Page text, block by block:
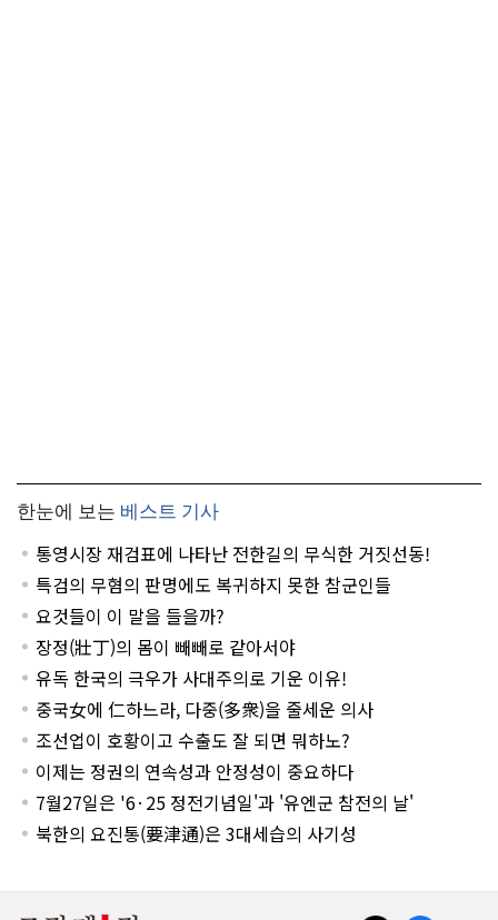
한눈에 보는 베스트 기사
통영시장 재검표에 나타난 전한길의 무식한 거짓선동!
특검의 무혐의 판명에도 복귀하지 못한 참군인들
요것들이 이 말을 들을까?
장정(壯丁)의 몸이 빼빼로 같아서야
유독 한국의 극우가 사대주의로 기운 이유!
중국女에 仁하느라, 다중(多衆)을 줄세운 의사
조선업이 호황이고 수출도 잘 되면 뭐하노?
이제는 정권의 연속성과 안정성이 중요하다
7월27일은 '6·25 정전기념일'과 '유엔군 참전의 날'
북한의 요진통(要津通)은 3대세습의 사기성